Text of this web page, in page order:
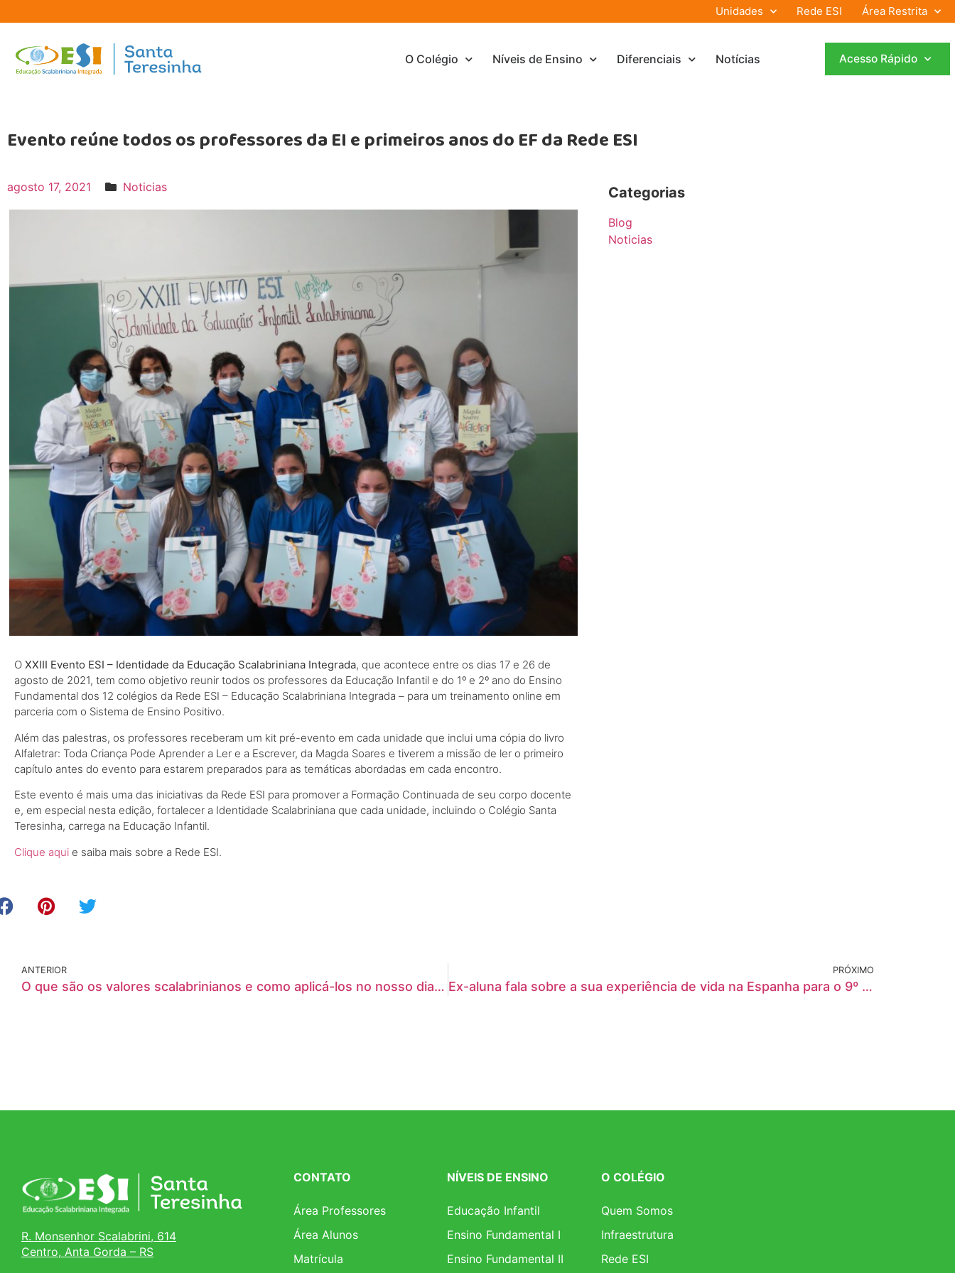
Unidades Rede ESI Área Restrita
O Colégio Níveis de Ensino Diferenciais Notícias Acesso Rápido
Evento reúne todos os professores da EI e primeiros anos do EF da Rede ESI
agosto 17, 2021 Noticias
O XXIII Evento ESI – Identidade da Educação Scalabriniana Integrada, que acontece entre os dias 17 e 26 de
agosto de 2021, tem como objetivo reunir todos os professores da Educação Infantil e do 1º e 2º ano do Ensino
Fundamental dos 12 colégios da Rede ESI – Educação Scalabriniana Integrada – para um treinamento online em
parceria com o Sistema de Ensino Positivo.
Além das palestras, os professores receberam um kit pré-evento em cada unidade que inclui uma cópia do livro
Alfaletrar: Toda Criança Pode Aprender a Ler e a Escrever, da Magda Soares e tiverem a missão de ler o primeiro
capítulo antes do evento para estarem preparados para as temáticas abordadas em cada encontro.
Este evento é mais uma das iniciativas da Rede ESI para promover a Formação Continuada de seu corpo docente
e, em especial nesta edição, fortalecer a Identidade Scalabriniana que cada unidade, incluindo o Colégio Santa
Teresinha, carrega na Educação Infantil.
Clique aqui e saiba mais sobre a Rede ESI.
Categorias
Blog
Noticias
ANTERIOR
O que são os valores scalabrinianos e como aplicá-los no nosso dia a dia?
PRÓXIMO
Ex-aluna fala sobre a sua experiência de vida na Espanha para o 9º ano e EM
R. Monsenhor Scalabrini, 614
Centro, Anta Gorda – RS
CONTATO
Área Professores
Área Alunos
Matrícula
NÍVEIS DE ENSINO
Educação Infantil
Ensino Fundamental I
Ensino Fundamental II
O COLÉGIO
Quem Somos
Infraestrutura
Rede ESI